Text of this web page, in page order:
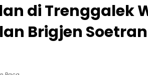
di Trenggalek
Brigjen